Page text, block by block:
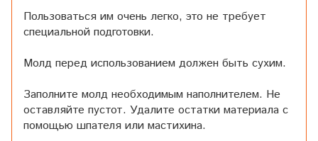
Пользоваться им очень легко, это не требует
специальной подготовки.
Молд перед использованием должен быть сухим.
Заполните молд необходимым наполнителем. Не
оставляйте пустот. Удалите остатки материала с
помощью шпателя или мастихина.